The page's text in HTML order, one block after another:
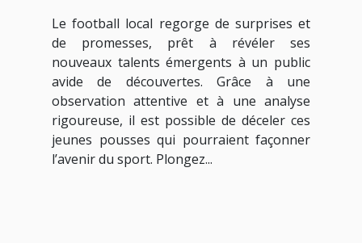
Le football local regorge de surprises et
de promesses, prêt à révéler ses
nouveaux talents émergents à un public
avide de découvertes. Grâce à une
observation attentive et à une analyse
rigoureuse, il est possible de déceler ces
jeunes pousses qui pourraient façonner
l’avenir du sport. Plongez...